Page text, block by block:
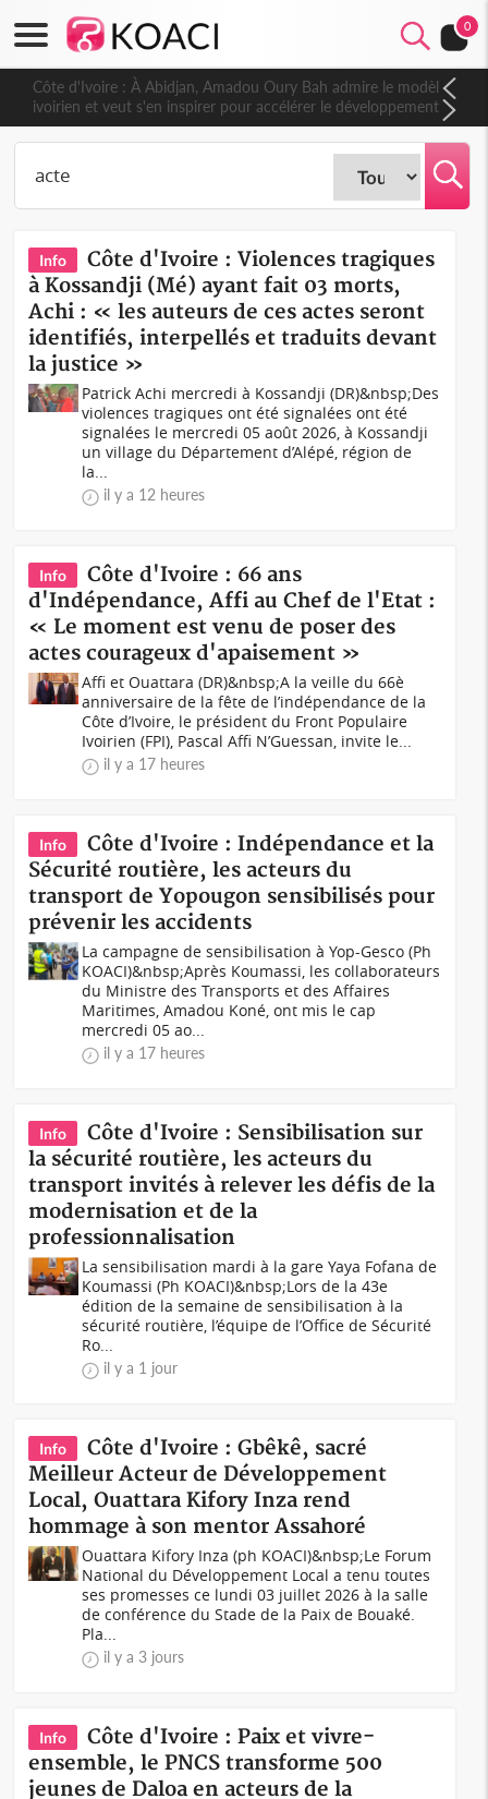
0
Côte d'Ivoire : À Abidjan, Amadou Oury Bah admire le modèle
ivoirien et veut s'en inspirer pour accélérer le développement
de la Guinée
Info
Côte d'Ivoire : Violences tragiques
à Kossandji (Mé) ayant fait 03 morts,
Achi : « les auteurs de ces actes seront
identifiés, interpellés et traduits devant
la justice »
Patrick Achi mercredi à Kossandji (DR)&nbsp;Des
violences tragiques ont été signalées ont été
signalées le mercredi 05 août 2026, à Kossandji
un village du Département d’Alépé, région de
la...
il y a 12 heures
Info
Côte d'Ivoire : 66 ans
d'Indépendance, Affi au Chef de l'Etat :
« Le moment est venu de poser des
actes courageux d'apaisement »
Affi et Ouattara (DR)&nbsp;A la veille du 66è
anniversaire de la fête de l’indépendance de la
Côte d’Ivoire, le président du Front Populaire
Ivoirien (FPI), Pascal Affi N’Guessan, invite le...
il y a 17 heures
Info
Côte d'Ivoire : Indépendance et la
Sécurité routière, les acteurs du
transport de Yopougon sensibilisés pour
prévenir les accidents
La campagne de sensibilisation à Yop-Gesco (Ph
KOACI)&nbsp;Après Koumassi, les collaborateurs
du Ministre des Transports et des Affaires
Maritimes, Amadou Koné, ont mis le cap
mercredi 05 ao...
il y a 17 heures
Info
Côte d'Ivoire : Sensibilisation sur
la sécurité routière, les acteurs du
transport invités à relever les défis de la
modernisation et de la
professionnalisation
La sensibilisation mardi à la gare Yaya Fofana de
Koumassi (Ph KOACI)&nbsp;Lors de la 43e
édition de la semaine de sensibilisation à la
sécurité routière, l’équipe de l’Office de Sécurité
Ro...
il y a 1 jour
Info
Côte d'Ivoire : Gbêkê, sacré
Meilleur Acteur de Développement
Local, Ouattara Kifory Inza rend
hommage à son mentor Assahoré
Ouattara Kifory Inza (ph KOACI)&nbsp;Le Forum
National du Développement Local a tenu toutes
ses promesses ce lundi 03 juillet 2026 à la salle
de conférence du Stade de la Paix de Bouaké.
Pla...
il y a 3 jours
Info
Côte d'Ivoire : Paix et vivre-
ensemble, le PNCS transforme 500
jeunes de Daloa en acteurs de la